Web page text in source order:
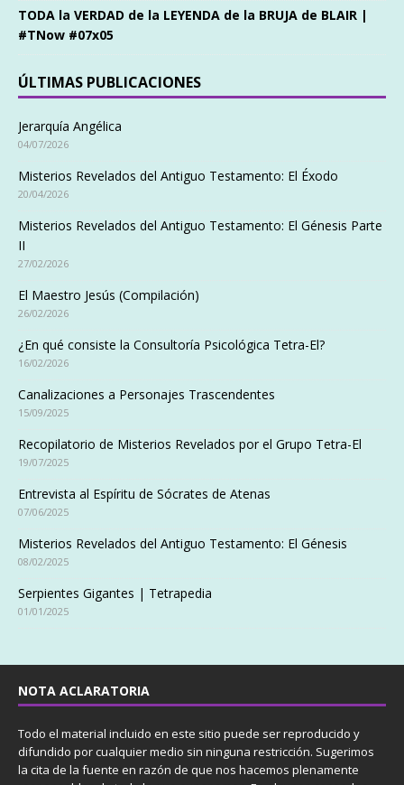
TODA la VERDAD de la LEYENDA de la BRUJA de BLAIR |
#TNow #07x05
ÚLTIMAS PUBLICACIONES
Jerarquía Angélica
04/07/2026
Misterios Revelados del Antiguo Testamento: El Éxodo
20/04/2026
Misterios Revelados del Antiguo Testamento: El Génesis Parte
II
27/02/2026
El Maestro Jesús (Compilación)
26/02/2026
¿En qué consiste la Consultoría Psicológica Tetra-El?
16/02/2026
Canalizaciones a Personajes Trascendentes
15/09/2025
Recopilatorio de Misterios Revelados por el Grupo Tetra-El
19/07/2025
Entrevista al Espíritu de Sócrates de Atenas
07/06/2025
Misterios Revelados del Antiguo Testamento: El Génesis
08/02/2025
Serpientes Gigantes | Tetrapedia
01/01/2025
NOTA ACLARATORIA
Todo el material incluido en este sitio puede ser reproducido y
difundido por cualquier medio sin ninguna restricción. Sugerimos
la cita de la fuente en razón de que nos hacemos plenamente